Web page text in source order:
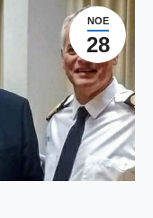
ΝΟΈ
28